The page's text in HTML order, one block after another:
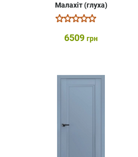
Малахіт (глуха)
6509 грн